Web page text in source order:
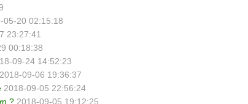
05-20 02:15:18
23:27:41
00:18:38
09-24 14:52:23
2018-09-06 19:36:37
2018-09-05 22:56:24
? 2018-09-05 19:12:25